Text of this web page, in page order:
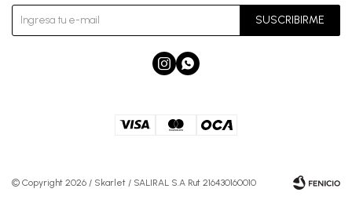
SUSCRIBIRME
 
© Copyright 2026 / Skarlet / SALIRAL S.A Rut 216430160010